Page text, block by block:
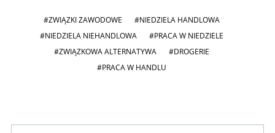
#ZWIĄZKI ZAWODOWE
#NIEDZIELA HANDLOWA
#NIEDZIELA NIEHANDLOWA
#PRACA W NIEDZIELE
#ZWIĄZKOWA ALTERNATYWA
#DROGERIE
#PRACA W HANDLU